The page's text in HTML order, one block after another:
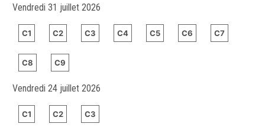
Vendredi 31 juillet 2026
C1 C2 C3 C4 C5 C6 C7
C8 C9
Vendredi 24 juillet 2026
C1 C2 C3